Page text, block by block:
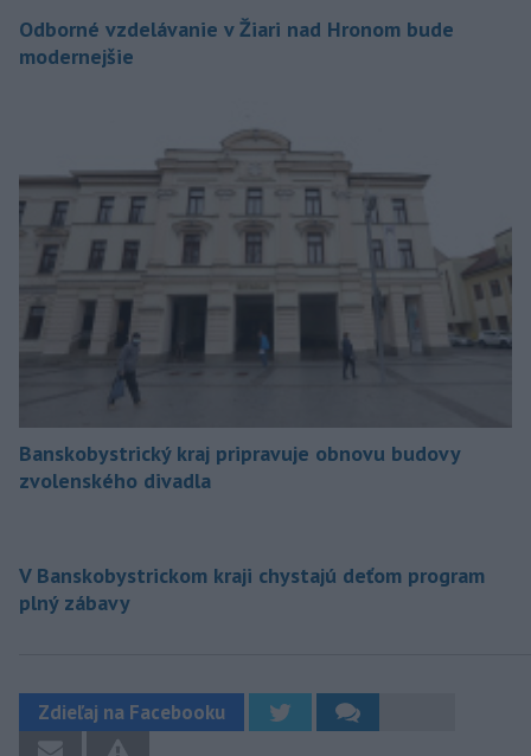
Odborné vzdelávanie v Žiari nad Hronom bude
modernejšie
Banskobystrický kraj pripravuje obnovu budovy
zvolenského divadla
V Banskobystrickom kraji chystajú deťom program
plný zábavy
Zdieľaj na Facebooku